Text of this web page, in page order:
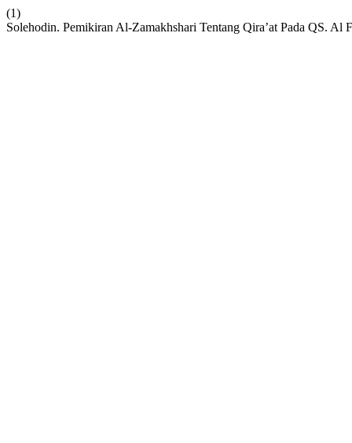
(1)
Solehodin. Pemikiran Al-Zamakhshari Tentang Qira’at Pada QS.